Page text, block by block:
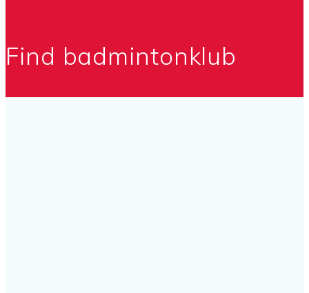
Find badmintonklub